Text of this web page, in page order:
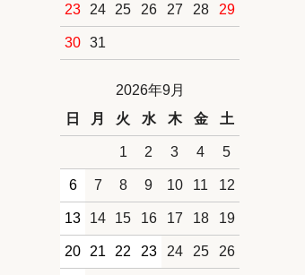
23 24 25 26 27 28 29
30 31
2026年9月
日
月 火 水 木 金 土
1 2 3 4 5
6 7 8 9 10 11 12
13 14 15 16 17 18 19
20 21 22 23 24 25 26